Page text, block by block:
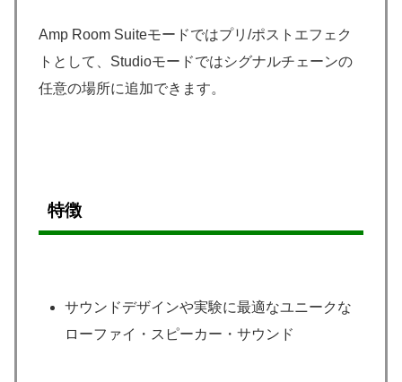
Amp Room Suiteモードではプリ/ポストエフェク
トとして、Studioモードではシグナルチェーンの
任意の場所に追加できます。
特徴
サウンドデザインや実験に最適なユニークな
ローファイ・スピーカー・サウンド